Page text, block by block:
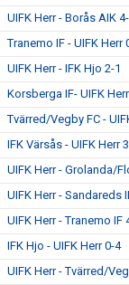
UIFK Herr - Borås AIK
Tranemo IF - UIFK Herr
UIFK Herr - IFK Hjo 2-1
Korsberga IF- UIFK
Tvärred/Vegby FC -
IFK Värsås - UIFK Herr
UIFK Herr - Grolanda/
UIFK Herr - Sandareds
UIFK Herr - Tranemo IF
IFK Hjo - UIFK Herr 0-4
UIFK Herr - Tvärred/